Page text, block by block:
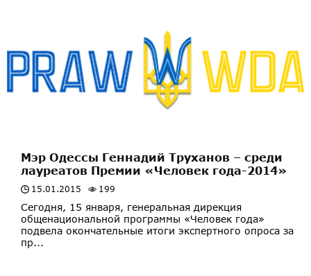
Мэр Одессы Геннадий Труханов – среди
лауреатов Премии «Человек года-2014»
15.01.2015 199
Сегодня, 15 января, генеральная дирекция
общенациональной программы «Человек года»
подвела окончательные итоги экспертного опроса за
пр...